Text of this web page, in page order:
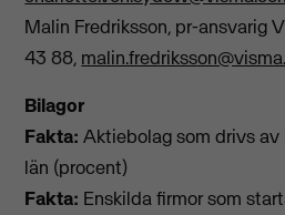
Malin Fredriksson, pr-ansvarig
43 88,
Bilagor
Fakta: Aktiebolag som drivs
län (procent)
Fakta: Enskilda firmor som